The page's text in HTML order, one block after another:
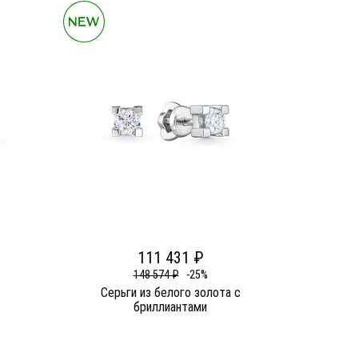
111 431 ₽
148 574 ₽ -25%
Серьги из белого золота c
бриллиантами